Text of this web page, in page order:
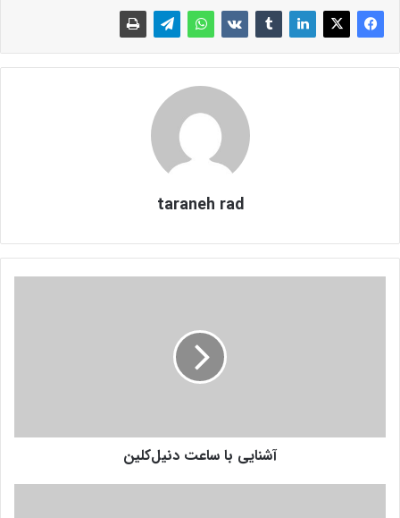
taraneh rad
س
آشنایی با ساعت دنیل‌کلین